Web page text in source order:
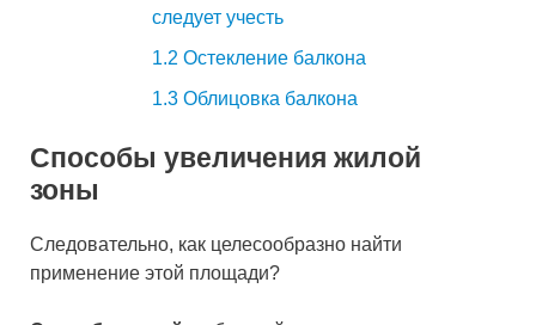
следует учесть
1.2 Остекление балкона
1.3 Облицовка балкона
Способы увеличения жилой
зоны
Следовательно, как целесообразно найти
применение этой площади?